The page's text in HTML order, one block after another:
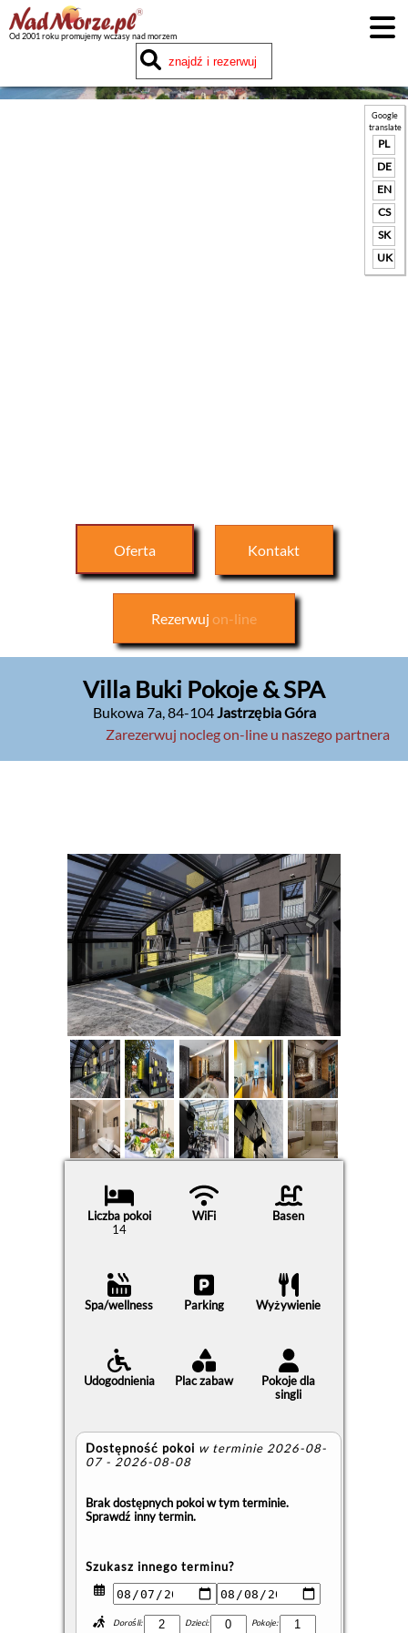
Od 2001 roku promujemy wczasy nad morzem
Google
translate
PL
DE
EN
CS
SK
UK
Oferta Kontakt
Rezerwuj on-line
Villa Buki Pokoje & SPA
Bukowa 7a,84-104Jastrzębia Góra
Zarezerwuj nocleg on-line u naszego partnera
Liczba pokoi
14
WiFi Basen
Spa/wellness Parking Wyżywienie
Udogodnienia Plac zabaw
Pokoje dla
singli
Dostępność pokoi w terminie 2026-08-
07 - 2026-08-08
Brak dostępnych pokoi w tym terminie.
Sprawdź inny termin.
Szukasz innego terminu?
Dorośli: Dzieci: Pokoje: